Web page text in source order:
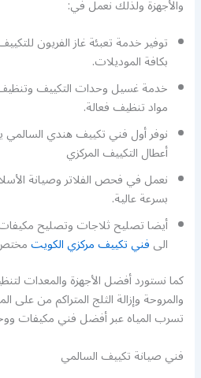
والأجهزة ولذلك نعمل في:
توفير خدمة تعبئة غاز الفريون
بكافة الموديلات.
خدمة غسيل وحدات التكييف
مواد تنظيف فعالة.
نوفر أول فني تكييف هندي
أعطال التكييف المركزي
نعمل في فحص الفلاتر وصيانة
بسرعة عالية.
أيضا تصليح ثلاجات وتصليح
الىفني تكييف مركزي الكويت
كما نستورد أفضل الأجهزة والمعدات
والمروحة وإزالة الثلج المتراكم من على
تسرب المياه عبر أفضل فني مكيفات
فني صيانة تكييف السالمي